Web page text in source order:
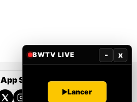
App Store Google Play
BWTV LIVE - x
Lancer